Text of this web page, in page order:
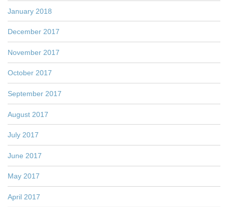
January 2018
December 2017
November 2017
October 2017
September 2017
August 2017
July 2017
June 2017
May 2017
April 2017